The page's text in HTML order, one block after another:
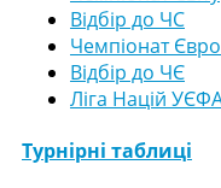
Відбір до ЧС
Чемпіонат
Відбір до ЧЄ
Ліга Націй
Турнірні таблиці